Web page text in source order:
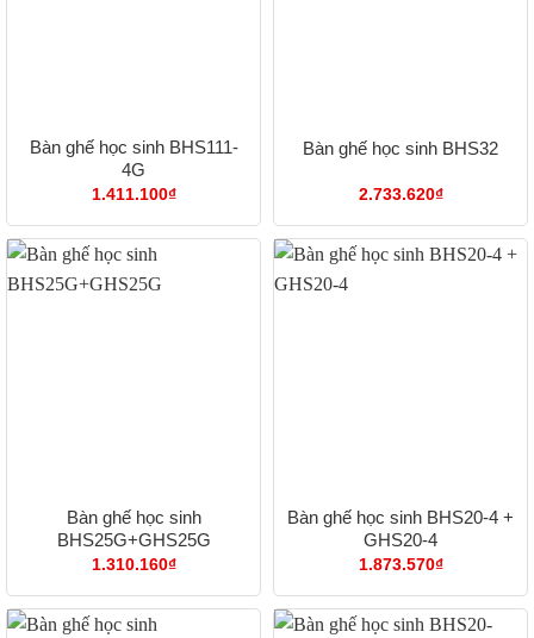
Bàn ghế học sinh BHS111-
4G
1.411.100₫
Bàn ghế học sinh BHS32
2.733.620₫
Bàn ghế học sinh
BHS25G+GHS25G
1.310.160₫
Bàn ghế học sinh BHS20-4 +
GHS20-4
1.873.570₫